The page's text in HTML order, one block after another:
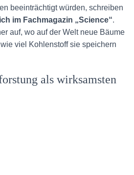
beeinträchtigt würden, schreiben
im Fachmagazin „Science“.
auf, wo auf der Welt neue Bäume
viel Kohlenstoff sie speichern
als wirksamsten